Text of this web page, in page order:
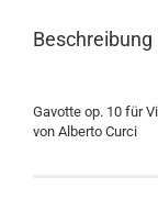
Beschreibung
Gavotte op. 10 für
von Alberto Curci